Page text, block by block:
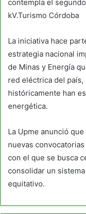
contempla el
kV.Turismo Córdoba
La iniciativa hace
estrategia nacional
de Minas y Energía
red eléctrica del
históricamente han
energética.
La Upme anunció
nuevas
con el que se busca
consolidar un
equitativo.